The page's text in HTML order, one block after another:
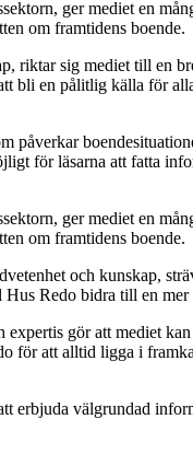
ger mediet en
om framtidens boende.
riktar sig mediet till en
bli en pålitlig källa för
påverkar
för läsarna att fatta
ger mediet en
om framtidens boende.
och kunskap,
Redo bidra till en
expertis gör att mediet
för att alltid ligga i
erbjuda välgrundad